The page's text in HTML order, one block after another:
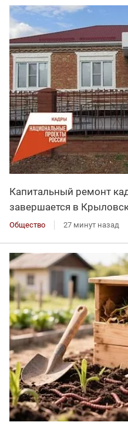
Капитальный ремонт
завершается в
Общество 27 минут назад